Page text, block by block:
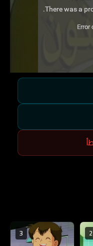
There was a
Error
2
3